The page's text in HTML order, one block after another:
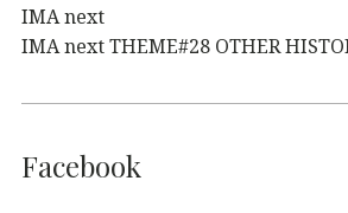
IMA next
IMA next THEME#28 OTHER
Facebook